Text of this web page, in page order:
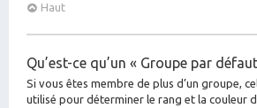
Haut
Qu’est-ce qu’un « Groupe par
Si vous êtes membre de plus d’un groupe,
utilisé pour déterminer le rang et la couleur